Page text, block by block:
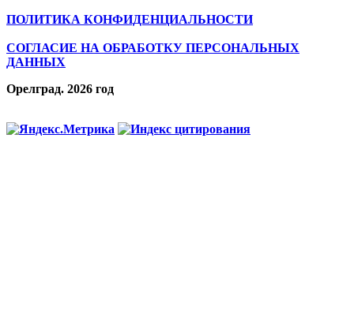
ПОЛИТИКА КОНФИДЕНЦИАЛЬНОСТИ
СОГЛАСИЕ НА ОБРАБОТКУ ПЕРСОНАЛЬНЫХ
ДАННЫХ
Орелград. 2026 год